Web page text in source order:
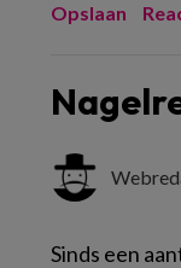
Opslaan
Sinds een